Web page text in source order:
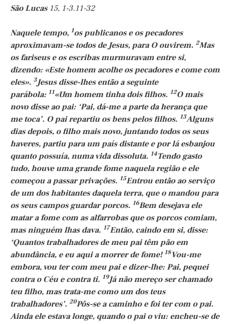
São Lucas15, 1-3.11-32
Naquele tempo, 1os publicanos e os pecadores
aproximavam-se todos de Jesus, para O ouvirem. 2Mas
os fariseus e os escribas murmuravam entre si,
dizendo: «Este homem acolhe os pecadores e come com
eles». 3Jesus disse-lhes então a seguinte
parábola: 11«Um homem tinha dois filhos. 12O mais
novo disse ao pai: ‘Pai, dá-me a parte da herança que
me toca’. O pai repartiu os bens pelos filhos. 13Alguns
dias depois, o filho mais novo, juntando todos os seus
haveres, partiu para um país distante e por lá esbanjou
quanto possuía, numa vida dissoluta. 14Tendo gasto
tudo, houve uma grande fome naquela região e ele
começou a passar privações. 15Entrou então ao serviço
de um dos habitantes daquela terra, que o mandou para
os seus campos guardar porcos. 16Bem desejava ele
matar a fome com as alfarrobas que os porcos comiam,
mas ninguém lhas dava. 17Então, caindo em si, disse:
‘Quantos trabalhadores de meu pai têm pão em
abundância, e eu aqui a morrer de fome! 18Vou-me
embora, vou ter com meu pai e dizer-lhe: Pai, pequei
contra o Céu e contra ti. 19Já não mereço ser chamado
teu filho, mas trata-me como um dos teus
trabalhadores’. 20Pôs-se a caminho e foi ter com o pai.
Ainda ele estava longe, quando o pai o viu: encheu-se de